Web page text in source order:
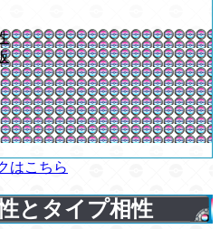
はこちら
とタイプ相性